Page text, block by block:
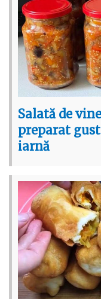
Salată de
preparat
iarnă